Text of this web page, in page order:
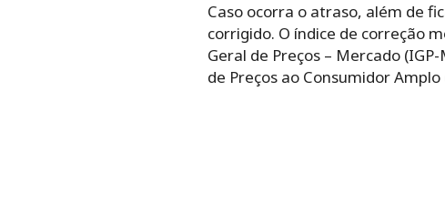
Caso ocorra o atraso, além de
corrigido. O índice de correção
Geral de Preços – Mercado
de Preços ao Consumidor Amplo